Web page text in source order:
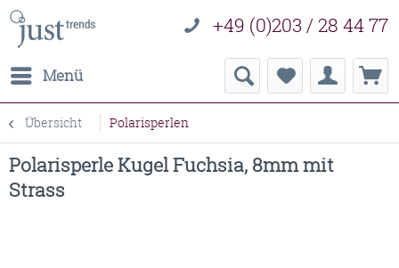
+49 (0)203 / 28 44 77
Menü
Übersicht Polarisperlen
Polarisperle Kugel Fuchsia, 8mm mit
Strass